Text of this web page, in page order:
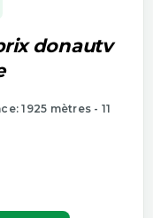
donautv
1925 mètres - 11